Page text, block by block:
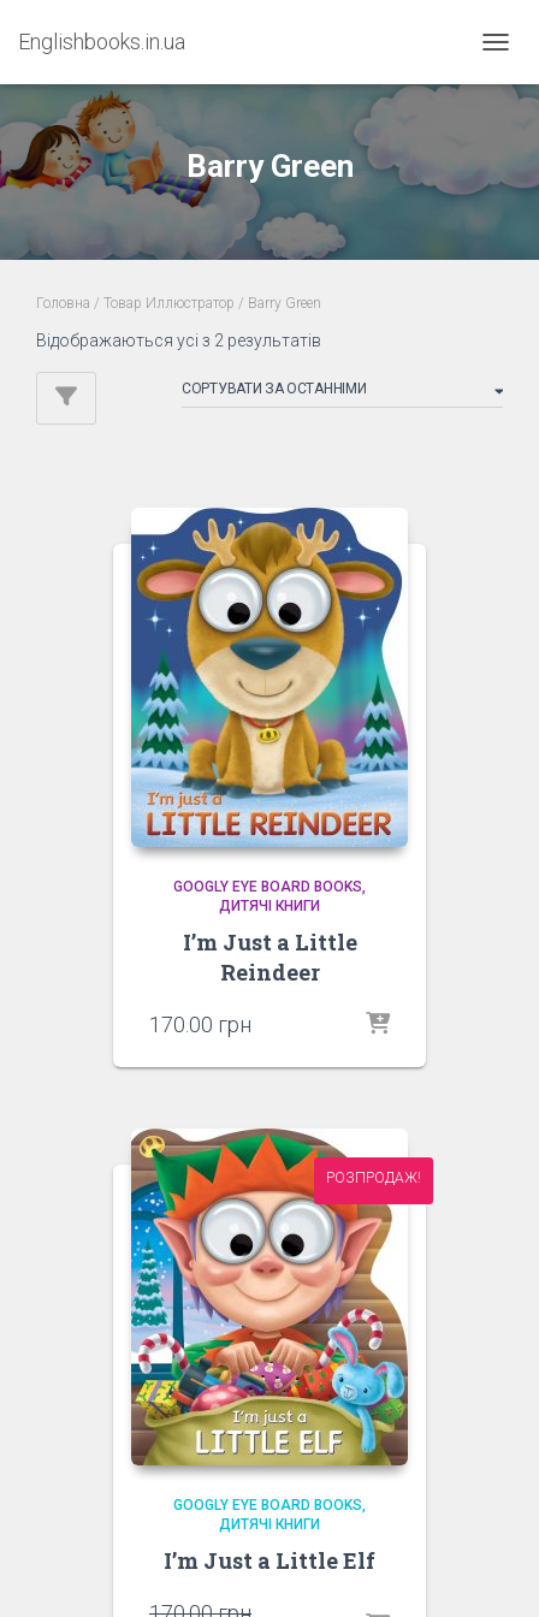
Englishbooks.in.ua
Barry Green
Головна / Товар Иллюстратор / Barry Green
Відображаються усі з 2 результатів
latest
GOOGLY EYE BOARD BOOKS
ДИТЯЧІ КНИГИ
I’m Just a Little
Reindeer
170.00 грн
РОЗПРОДАЖ!
GOOGLY EYE BOARD BOOKS
ДИТЯЧІ КНИГИ
I’m Just a Little Elf
Оригінальна